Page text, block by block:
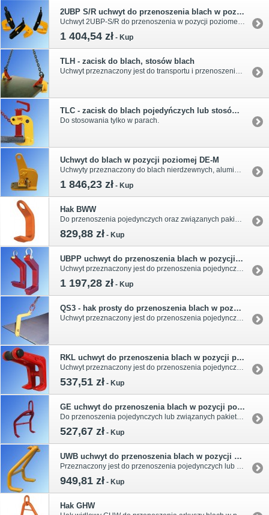
2UBP S/R uchwyt do przenoszenia blach w pozycji poziomej
1 404,54 zł - Kup
TLH - zacisk do blach, stosów blach
TLC - zacisk do blach pojedyńczych lub stosów blach
Do stosowania tylko w parach.
Uchwyt do blach w pozycji poziomej DE-M
1 846,23 zł - Kup
Hak BWW
829,88 zł - Kup
UBPP uchwyt do przenoszenia blach w pozycji poziomej
1 197,28 zł - Kup
QS3 - hak prosty do przenoszenia blach w pozycji poziomej
RKL uchwyt do przenoszenia blach w pozycji poziomej
537,51 zł - Kup
GE uchwyt do przenoszenia blach w pozycji poziomej
527,67 zł - Kup
UWB uchwyt do przenoszenia blach w pozycji poziomej
949,81 zł - Kup
Hak GHW